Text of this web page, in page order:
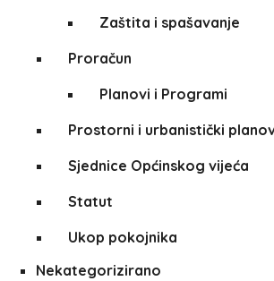
Zaštita i spašavanje
Proračun
Planovi i Programi
Prostorni i urbanistički
Sjednice Općinskog vijeća
Statut
Ukop pokojnika
Nekategorizirano